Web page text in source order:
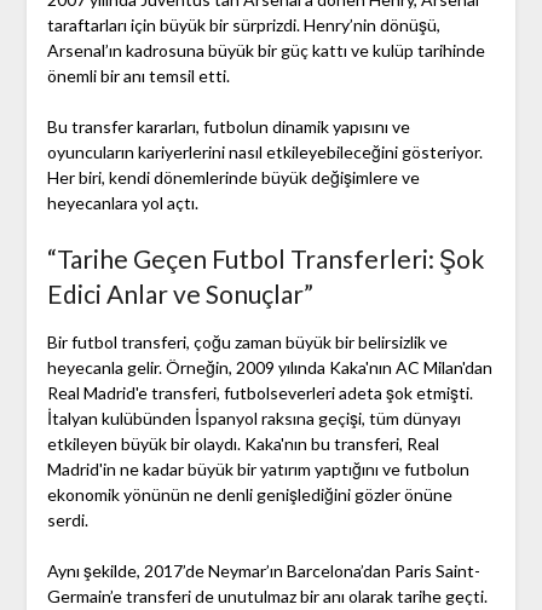
taraftarları için büyük bir sürprizdi. Henry’nin dönüşü,
Arsenal’ın kadrosuna büyük bir güç kattı ve kulüp tarihinde
önemli bir anı temsil etti.
Bu transfer kararları, futbolun dinamik yapısını ve
oyuncuların kariyerlerini nasıl etkileyebileceğini gösteriyor.
Her biri, kendi dönemlerinde büyük değişimlere ve
heyecanlara yol açtı.
“Tarihe Geçen Futbol Transferleri: Şok
Edici Anlar ve Sonuçlar”
Bir futbol transferi, çoğu zaman büyük bir belirsizlik ve
heyecanla gelir. Örneğin, 2009 yılında Kaka'nın AC Milan'dan
Real Madrid'e transferi, futbolseverleri adeta şok etmişti.
İtalyan kulübünden İspanyol raksına geçişi, tüm dünyayı
etkileyen büyük bir olaydı. Kaka'nın bu transferi, Real
Madrid'in ne kadar büyük bir yatırım yaptığını ve futbolun
ekonomik yönünün ne denli genişlediğini gözler önüne
serdi.
Aynı şekilde, 2017’de Neymar’ın Barcelona’dan Paris Saint-
Germain’e transferi de unutulmaz bir anı olarak tarihe geçti.